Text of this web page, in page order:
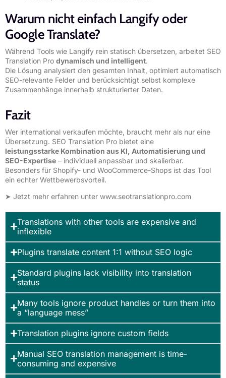
Warum nicht einfach Langify oder
Google Translate?
Während Tools wie Langify rein statisch übersetzen, arbeitet SEO
Translation Pro dynamisch und intelligent.
Die Lösung analysiert den gesamten Inhalt, optimiert automatisch
SEO-relevante Felder und berücksichtigt selbst komplexe
Zusammenhänge innerhalb strukturierter Daten.
Fazit
Wer international verkaufen möchte, braucht mehr als nur eine
Übersetzung. SEO Translation Pro bietet eine
leistungsstarke Kombination aus KI, Automatisierung und
SEO-Expertise – individuell anpassbar und skalierbar.
Besonders für Shopify- und WooCommerce-Shops ist das Tool
ein echter Wettbewerbsvorteil.
➤ Jetzt mehr erfahren unter www.seotranslationpro.com
Translations with other tools are expensive and
inflexible
Plugins translate content 1:1 without SEO logic
Standard plugins lack visibility into translation
status
Many tools ignore product handles or turn them into
a “language mess”
Translation plugins ignore custom fields
Manual SEO translation management is time-
consuming and expensive